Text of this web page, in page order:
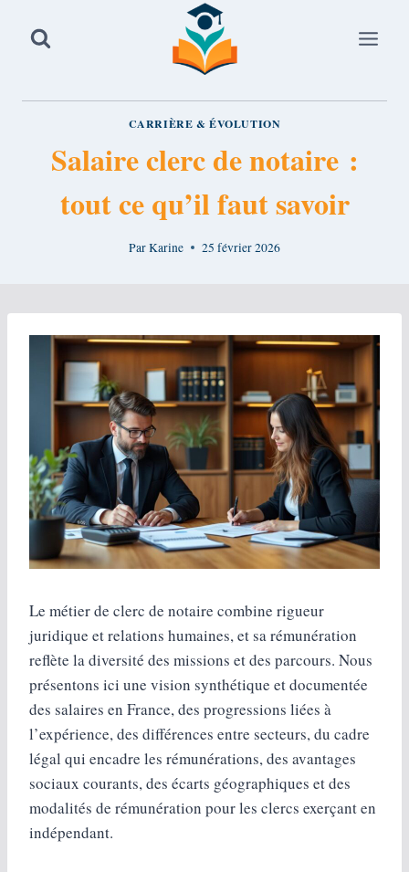
CARRIÈRE & ÉVOLUTION
Salaire clerc de notaire :
tout ce qu’il faut savoir
ParKarine 25 février 2026
Le métier de clerc de notaire combine rigueur
juridique et relations humaines, et sa rémunération
reflète la diversité des missions et des parcours. Nous
présentons ici une vision synthétique et documentée
des salaires en France, des progressions liées à
l’expérience, des différences entre secteurs, du cadre
légal qui encadre les rémunérations, des avantages
sociaux courants, des écarts géographiques et des
modalités de rémunération pour les clercs exerçant en
indépendant.